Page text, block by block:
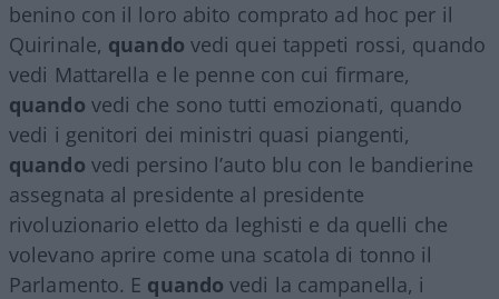
benino con il loro abito comprato ad hoc per il
Quirinale, quando vedi quei tappeti rossi, quando
vedi Mattarella e le penne con cui firmare,
quando vedi che sono tutti emozionati, quando
vedi i genitori dei ministri quasi piangenti,
quando vedi persino l’auto blu con le bandierine
assegnata al presidente al presidente
rivoluzionario eletto da leghisti e da quelli che
volevano aprire come una scatola di tonno il
Parlamento. E quando vedi la campanella, i